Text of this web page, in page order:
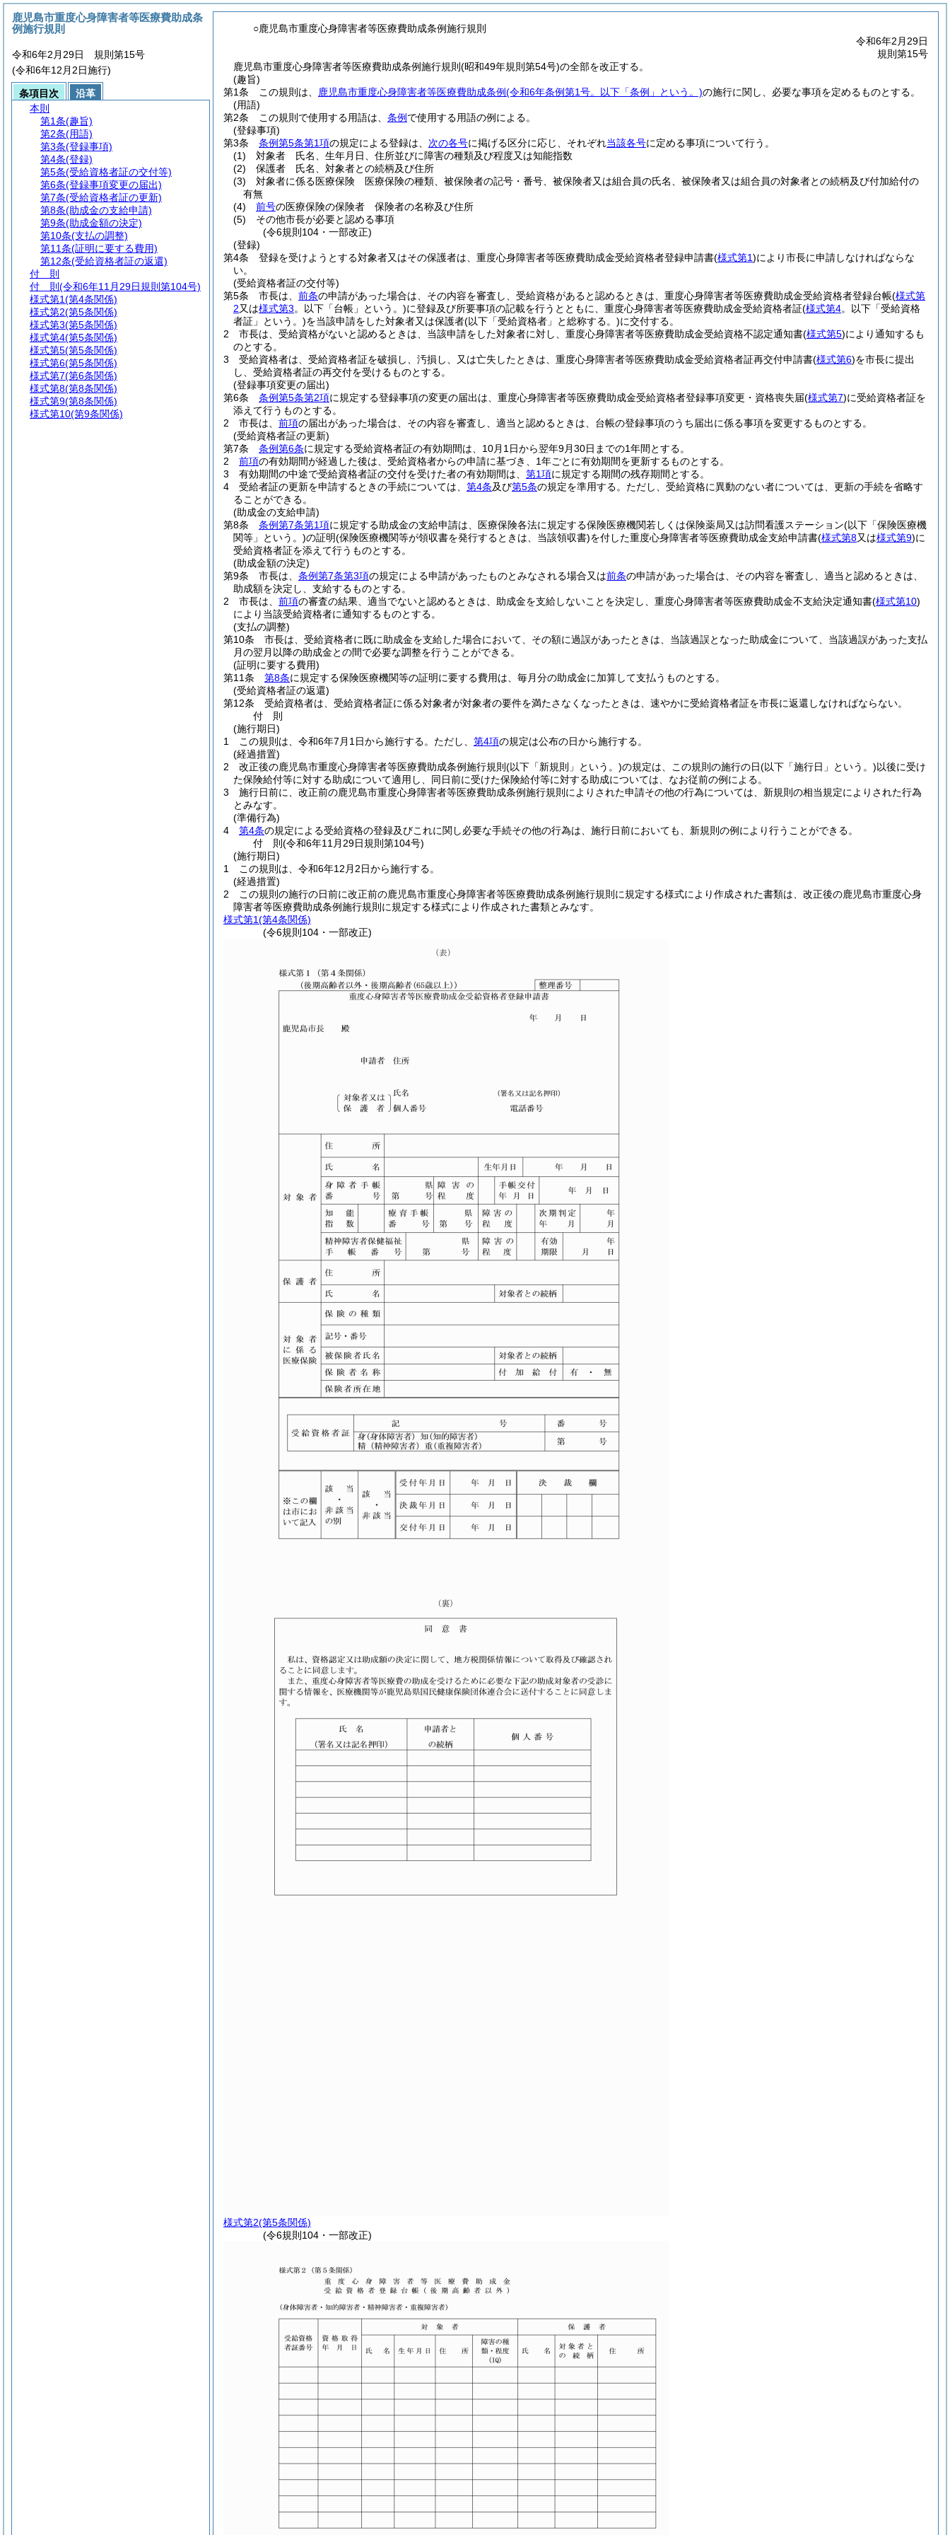
○鹿児島市重度心身障害者等医療費助成条例施行規則
令和6年2月29日
規則第15号
鹿児島市重度心身障害者等医療費助成条例施行規則(昭和49年規則第54号)の全部を改正する。
(趣旨)
第1条
この規則は、 鹿児島市重度心身障害者等医療費助成条例(令和6年条例第1号。以下「条例」という。)の施行に関し、必要な事項を定めるものとする。
(用語)
第2条
この規則で使用する用語は、 条例 で使用する用語の例による。
(登録事項)
第3条
条例第5条第1項の規定による登録は、 次の各号に掲げる区分に応じ、それぞれ当該各号に定める事項について行う。
(1)
対象者 氏名、生年月日、住所並びに障害の種類及び程度又は知能指数
(2)
保護者 氏名、対象者との続柄及び住所
(3)
対象者に係る医療保険 医療保険の種類、被保険者の記号・番号、被保険者又は組合員の氏名、被保険者又は組合員の対象者との続柄及び付加給付の
有無
(4)
前号の医療保険の保険者 保険者の名称及び住所
(5)
その他市長が必要と認める事項
(令6規則104・一部改正)
(登録)
第4条
登録を受けようとする対象者又はその保護者は、重度心身障害者等医療費助成金受給資格者登録申請書(様式第1)により市長に申請しなければならな
い。
(受給資格者証の交付等)
第5条
市長は、 前条の申請があった場合は、その内容を審査し、受給資格があると認めるときは、重度心身障害者等医療費助成金受給資格者登録台帳(様式第
2又は様式第3。以下「台帳」という。)に登録及び所要事項の記載を行うとともに、重度心身障害者等医療費助成金受給資格者証(様式第4。以下「受給資格
者証」という。)を当該申請をした対象者又は保護者(以下「受給資格者」と総称する。)に交付する。
2
市長は、受給資格がないと認めるときは、当該申請をした対象者に対し、重度心身障害者等医療費助成金受給資格不認定通知書(様式第5)により通知するも
のとする。
3
受給資格者は、受給資格者証を破損し、汚損し、又は亡失したときは、重度心身障害者等医療費助成金受給資格者証再交付申請書(様式第6)を市長に提出
し、受給資格者証の再交付を受けるものとする。
(登録事項変更の届出)
第6条
条例第5条第2項に規定する登録事項の変更の届出は、重度心身障害者等医療費助成金受給資格者登録事項変更・資格喪失届(様式第7)に受給資格者証を
添えて行うものとする。
2
市長は、 前項の届出があった場合は、その内容を審査し、適当と認めるときは、台帳の登録事項のうち届出に係る事項を変更するものとする。
(受給資格者証の更新)
第7条
条例第6条に規定する受給資格者証の有効期間は、10月1日から翌年9月30日までの1年間とする。
2
前項の有効期間が経過した後は、受給資格者からの申請に基づき、1年ごとに有効期間を更新するものとする。
3
有効期間の中途で受給資格者証の交付を受けた者の有効期間は、 第1項に規定する期間の残存期間とする。
4
受給者証の更新を申請するときの手続については、 第4条及び第5条の規定を準用する。 ただし、受給資格に異動のない者については、更新の手続を省略す
ることができる。
(助成金の支給申請)
第8条
条例第7条第1項に規定する助成金の支給申請は、医療保険各法に規定する保険医療機関若しくは保険薬局又は訪問看護ステーション(以下「保険医療機
関等」という。)の証明(保険医療機関等が領収書を発行するときは、当該領収書)を付した重度心身障害者等医療費助成金支給申請書(様式第8又は様式第9)に
受給資格者証を添えて行うものとする。
(助成金額の決定)
第9条
市長は、 条例第7条第3項の規定による申請があったものとみなされる場合又は前条の申請があった場合は、その内容を審査し、適当と認めるときは、
助成額を決定し、支給するものとする。
2
市長は、 前項の審査の結果、適当でないと認めるときは、助成金を支給しないことを決定し、重度心身障害者等医療費助成金不支給決定通知書(様式第10)
により当該受給資格者に通知するものとする。
(支払の調整)
第10条
市長は、受給資格者に既に助成金を支給した場合において、その額に過誤があったときは、当該過誤となった助成金について、当該過誤があった支払
月の翌月以降の助成金との間で必要な調整を行うことができる。
(証明に要する費用)
第11条
第8条に規定する保険医療機関等の証明に要する費用は、毎月分の助成金に加算して支払うものとする。
(受給資格者証の返還)
第12条
受給資格者は、受給資格者証に係る対象者が対象者の要件を満たさなくなったときは、速やかに受給資格者証を市長に返還しなければならない。
付 則
(施行期日)
1
この規則は、令和6年7月1日から施行する。 ただし、 第4項の規定は公布の日から施行する。
(経過措置)
2
改正後の鹿児島市重度心身障害者等医療費助成条例施行規則 (以下「新規則」という。)の規定は、この規則の施行の日(以下「施行日」という。)以後に受け
た保険給付等に対する助成について適用し、同日前に受けた保険給付等に対する助成については、なお従前の例による。
3
施行日前に、改正前の鹿児島市重度心身障害者等医療費助成条例施行規則によりされた申請その他の行為については、新規則の相当規定によりされた行為
とみなす。
(準備行為)
4
第4条の規定による受給資格の登録及びこれに関し必要な手続その他の行為は、施行日前においても、新規則の例により行うことができる。
付 則(令和6年11月29日規則第104号)
(施行期日)
1
この規則は、令和6年12月2日から施行する。
(経過措置)
2
この規則の施行の日前に改正前の鹿児島市重度心身障害者等医療費助成条例施行規則に規定する様式により作成された書類は、改正後の鹿児島市重度心身
障害者等医療費助成条例施行規則に規定する様式により作成された書類とみなす。
様式第1(第4条関係)
(令6規則104・一部改正)
様式第2(第5条関係)
(令6規則104・一部改正)
鹿児島市重度心身障害者等医療費助成条
例施行規則
令和6年2月29日 規則第15号
(令和6年12月2日施行)
条項目次
沿革
本則
第1条(趣旨)
第2条(用語)
第3条(登録事項)
第4条(登録)
第5条(受給資格者証の交付等)
第6条(登録事項変更の届出)
第7条(受給資格者証の更新)
第8条(助成金の支給申請)
第9条(助成金額の決定)
第10条(支払の調整)
第11条(証明に要する費用)
第12条(受給資格者証の返還)
付 則
付 則 (令和6年11月29日規則第104号)
様式第1(第4条関係)
様式第2(第5条関係)
様式第3(第5条関係)
様式第4(第5条関係)
様式第5(第5条関係)
様式第6(第5条関係)
様式第7(第6条関係)
様式第8(第8条関係)
様式第9(第8条関係)
様式第10(第9条関係)